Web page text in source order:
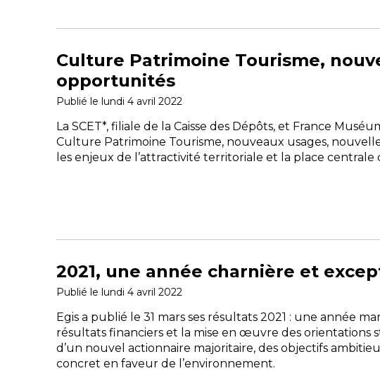
Culture Patrimoine Tourisme,
opportunités
Publié le lundi 4 avril 2022
La SCET*, filiale de la Caisse des Dépôts, et France
Culture Patrimoine Tourisme, nouveaux usages,
les enjeux de l’attractivité territoriale et la place
2021, une année charnière et
Publié le lundi 4 avril 2022
Egis a publié le 31 mars ses résultats 2021 : une année
résultats financiers et la mise en œuvre des orientations
d’un nouvel actionnaire majoritaire, des objectifs
concret en faveur de l’environnement.